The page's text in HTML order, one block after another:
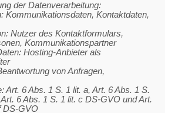
der Datenverarbeitung:
Kommunikationsdaten, Kontaktdaten,
Nutzer des Kontaktformulars,
Kommunikationspartner
Hosting-Anbieter als
von Anfragen,
Art. 6 Abs. 1 S. 1 lit. a, Art. 6 Abs. 1 S.
6 Abs. 1 S. 1 lit. c DS-GVO und Art.
DS-GVO